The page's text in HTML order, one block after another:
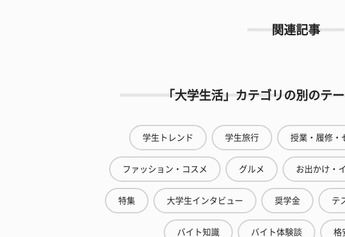
関連記事
「大学生活」カテゴリの別のテ
学生トレンド 学生旅行 授業・履修・
ファッション・コスメ グルメ お出かけ・
特集 大学生インタビュー 奨学金 テ
バイト知識 バイト体験談 格